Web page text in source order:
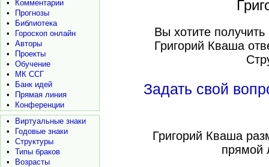
•
Комментарии
•
Прогнозы
•
Библиотека
•
Гороскоп онлайн
•
Авторы
•
Проекты
•
Обучение
•
МК ССГ
•
Банк идей
•
Прямая линия
•
Конференции
•
Виртуальные знаки
•
Годовые знаки
•
Структуры
•
Типы браков
•
Возрасты
Вы хотите
Григорий Кваша
Задать свой
Григорий Кваша
прямой